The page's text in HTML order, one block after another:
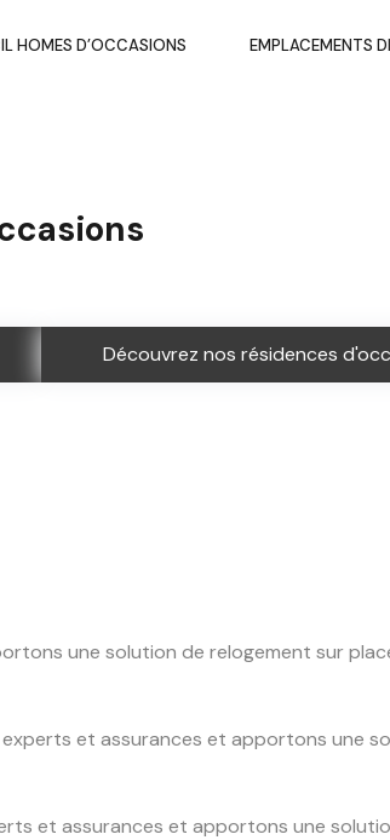
HOMES D’OCCASIONS EMPLACEMENTS
Découvrez nos résidences
une solution de relogement sur
et assurances et apportons une
et assurances et apportons une